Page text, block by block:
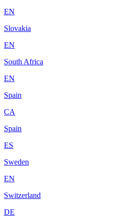
EN
Slovakia
EN
South Africa
EN
Spain
CA
Spain
ES
Sweden
EN
Switzerland
DE